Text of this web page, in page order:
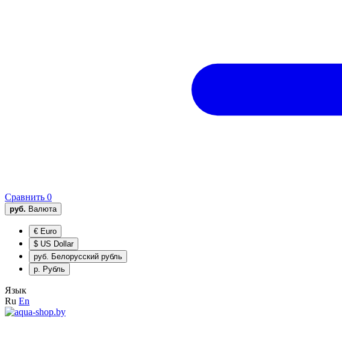
Сравнить 0
руб. Валюта
€ Euro
$ US Dollar
руб. Белорусский рубль
р. Рубль
Язык
Ru En